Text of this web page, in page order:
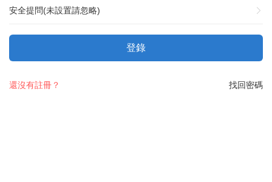
安全提問(未設置請忽略)
登錄
找回密碼
還沒有註冊？